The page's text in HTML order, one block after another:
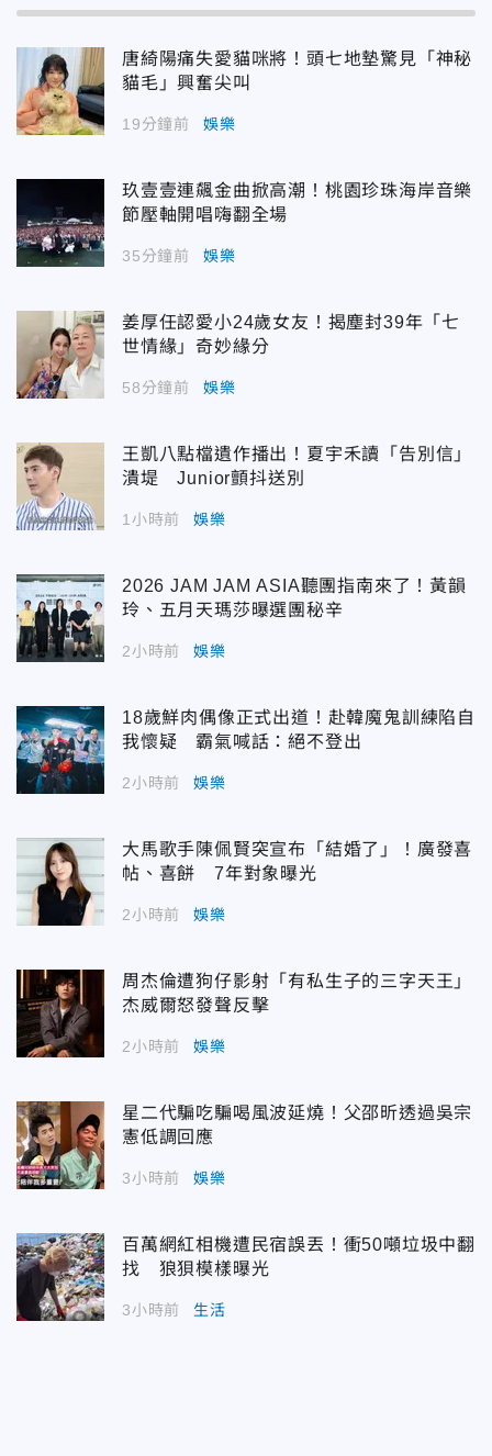
唐綺陽痛失愛貓咪將！頭七地墊驚見「神秘
貓毛」興奮尖叫
19分鐘前 娛樂
玖壹壹連飆金曲掀高潮！桃園珍珠海岸音樂
節壓軸開唱嗨翻全場
35分鐘前 娛樂
姜厚任認愛小24歲女友！揭塵封39年「七
世情緣」奇妙緣分
58分鐘前 娛樂
王凱八點檔遺作播出！夏宇禾讀「告別信」
潰堤 Junior顫抖送別
1小時前 娛樂
2026 JAM JAM ASIA聽團指南來了！黃韻
玲、五月天瑪莎曝選團秘辛
2小時前 娛樂
18歲鮮肉偶像正式出道！赴韓魔鬼訓練陷自
我懷疑 霸氣喊話：絕不登出
2小時前 娛樂
大馬歌手陳佩賢突宣布「結婚了」！廣發喜
帖、喜餅 7年對象曝光
2小時前 娛樂
周杰倫遭狗仔影射「有私生子的三字天王」
杰威爾怒發聲反擊
2小時前 娛樂
星二代騙吃騙喝風波延燒！父邵昕透過吳宗
憲低調回應
3小時前 娛樂
百萬網紅相機遭民宿誤丟！衝50噸垃圾中翻
找 狼狽模樣曝光
3小時前 生活